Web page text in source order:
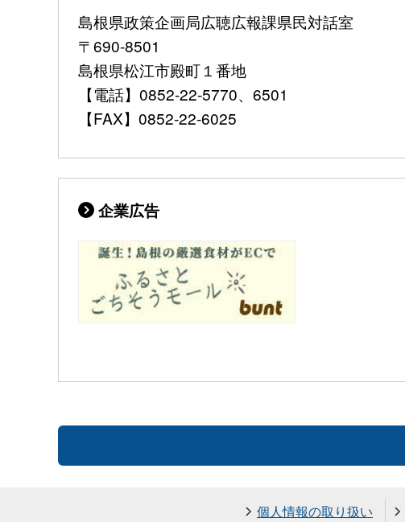
島根県政策企画局広聴広報課県民対話室
〒690-8501
島根県松江市殿町１番地
【電話】0852-22-5770、6501
【FAX】0852-22-6025
企業広告
個人情報の取り扱い